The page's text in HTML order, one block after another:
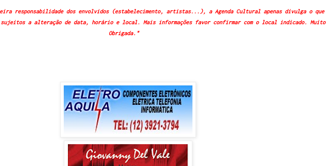
responsabilidade dos envolvidos (estabelecimento, artistas...), a Agenda Cultural apenas divulga o que
sujeitos a alteração de data, horário e local. Mais informações favor confirmar com o local indicado. Muito
Obrigada."